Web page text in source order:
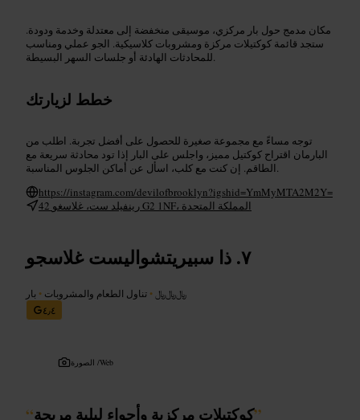
مكان مدمج حول بار مركزي، موسيقى منخفضة إلى معتدلة وخدمة ودودة.
ستجد قائمة كوكتيلات مركزة ومشروبات كلاسيكية. الجو عملي ومناسب
للمحادثات الهادئة أو جلسات السهر البسيطة.
خطط لزيارتك
توجه مساءً مع مجموعة صغيرة للحصول على أفضل تجربة. اطلب من
البارمان اقتراح كوكتيل مميز، واجلس على البار إذا تود محادثة سريعة مع
الطاقم. إن كنت مع كلب، اسأل عن أماكن الجلوس المناسبة.
https://instagram.com/devilofbrooklyn?igshid=YmMyMTA2M2Y=
42 رينفيلد ست، غلاسغو G2 1NF، المملكة المتحدة
ذا سبيريتشواليست غلاسجو
﷼﷼﷼ • تناول الطعام والمشروبات • بار
٤٫٤
الصورة /Web
“كوكتيلات مركزية وأجواء ليلية مريحة”